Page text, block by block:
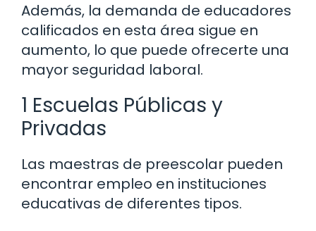
Además, la demanda de educadores
calificados en esta área sigue en
aumento, lo que puede ofrecerte una
mayor seguridad laboral.
1 Escuelas Públicas y
Privadas
Las maestras de preescolar pueden
encontrar empleo en instituciones
educativas de diferentes tipos.